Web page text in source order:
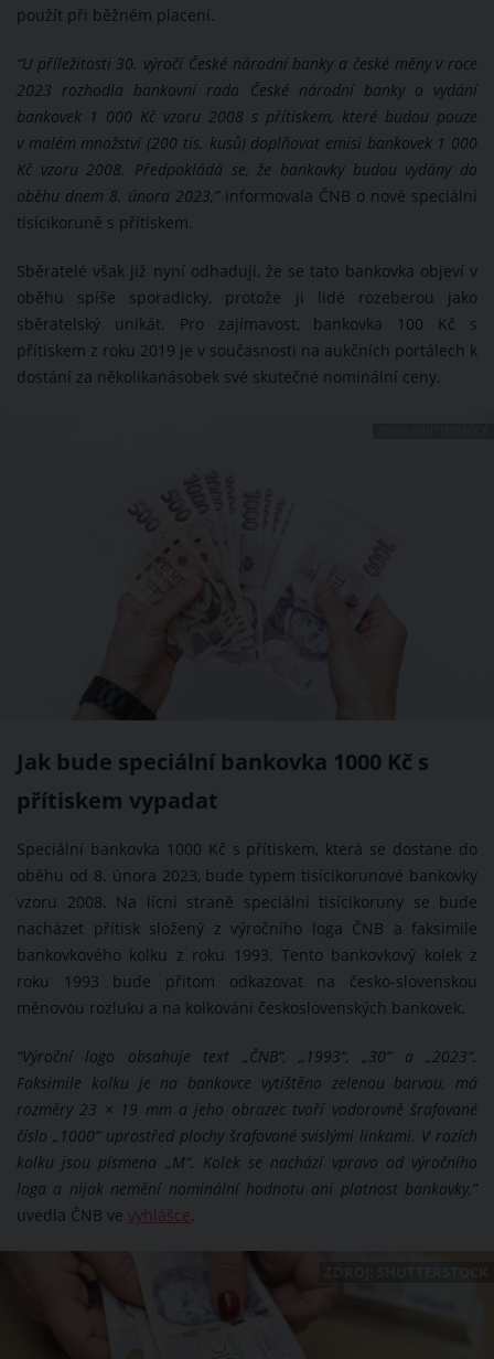
použít při běžném placení.
“U příležitosti 30. výročí České národní banky a české měny v roce
2023 rozhodla bankovní rada České národní banky o vydání
bankovek 1 000 Kč vzoru 2008 s přítiskem, které budou pouze
v malém množství (200 tis. kusů) doplňovat emisi bankovek 1 000
Kč vzoru 2008. Předpokládá se, že bankovky budou vydány do
oběhu dnem 8. února 2023,”informovala ČNB o nové speciální
tisícikoruně s přítiskem.
Sběratelé však již nyní odhadují, že se tato bankovka objeví v
oběhu spíše sporadicky, protože ji lidé rozeberou jako
sběratelský unikát. Pro zajímavost, bankovka 100 Kč s
přítiskem z roku 2019 je v současnosti na aukčních portálech k
dostání za několikanásobek své skutečné nominální ceny.
Jak bude speciální bankovka 1000 Kč s
přítiskem vypadat
Speciální bankovka 1000 Kč s přítiskem, která se dostane do
oběhu od 8. února 2023, bude typem tisícikorunové bankovky
vzoru 2008. Na lícní straně speciální tisícikoruny se bude
nacházet přítisk složený z výročního loga ČNB a faksimile
bankovkového kolku z roku 1993. Tento bankovkový kolek z
roku 1993 bude přitom odkazovat na česko-slovenskou
měnovou rozluku a na kolkování československých bankovek.
“Výroční logo obsahuje text „ČNB“, „1993“, „30“ a „2023“.
Faksimile kolku je na bankovce vytištěno zelenou barvou, má
rozměry 23 × 19 mm a jeho obrazec tvoří vodorovně šrafované
číslo „1000“ uprostřed plochy šrafované svislými linkami. V rozích
kolku jsou písmena „M“. Kolek se nachází vpravo od výročního
loga a nijak nemění nominální hodnotu ani platnost bankovky,”
uvedla ČNB ve vyhlášce.